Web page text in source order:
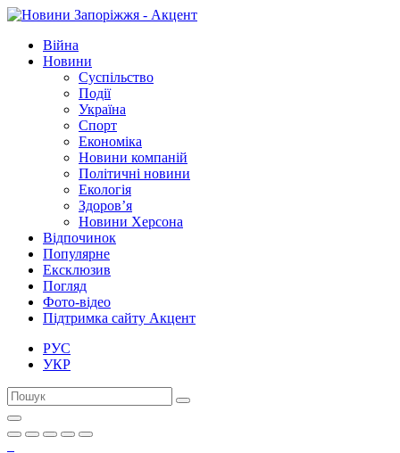
Війна
Новини
Суспільство
Події
Україна
Спорт
Економіка
Новини компаній
Політичні новини
Екологія
Здоров’я
Новини Херсона
Відпочинок
Популярне
Ексклюзив
Погляд
Фото-відео
Підтримка сайту Акцент
РУС
УКР